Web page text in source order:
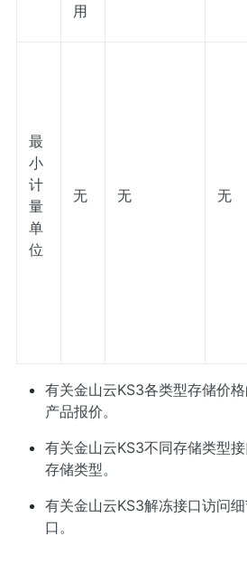
用
最
小
计
量
单
位
无 无 无
有关金山云KS3各类型存储价
产品报价。
有关金山云KS3不同存储类型
存储类型。
有关金山云KS3解冻接口访问
口。